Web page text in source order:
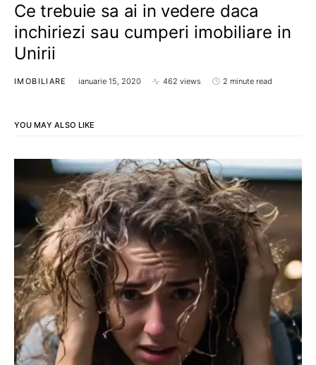
Ce trebuie sa ai in vedere daca
inchiriezi sau cumperi imobiliare in
Unirii
IMOBILIARE ianuarie 15, 2020 462 views 2 minute read
YOU MAY ALSO LIKE